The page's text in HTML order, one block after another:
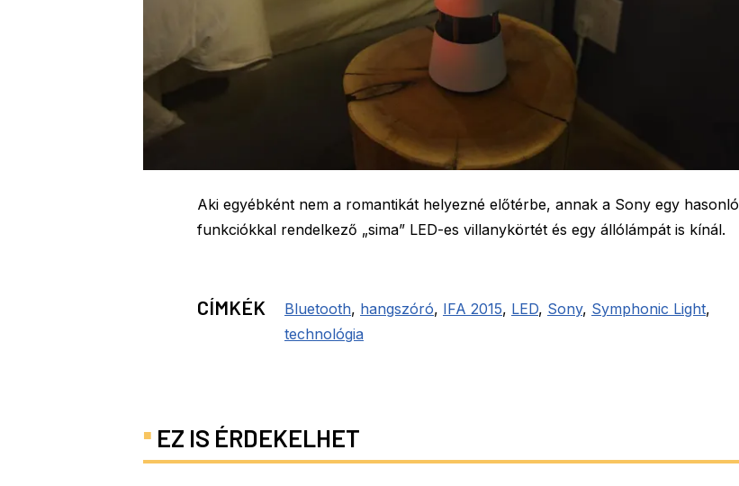
Aki egyébként nem a romantikát helyezné előtérbe, annak a Sony egy hasonló
funkciókkal rendelkező „sima” LED-es villanykörtét és egy állólámpát is kínál.
CÍMKÉK Bluetooth, hangszóró, IFA 2015, LED, Sony, Symphonic Light,
technológia
EZ IS ÉRDEKELHET